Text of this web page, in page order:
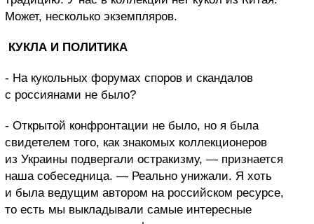
Может, несколько экземпляров.
КУКЛА И ПОЛИТИКА
- На кукольных форумах споров и скандалов
с россиянами не было?
- Открытой конфронтации не было, но я была
свидетелем того, как знакомых коллекционеров
из Украины подвергали остракизму, — признается
наша собеседница. — Реально унижали. Я хоть
и была ведущим автором на российском ресурсе,
то есть мы выкладывали самые интересные